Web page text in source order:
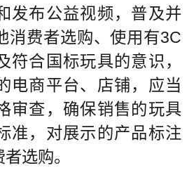
发布公益视频，普及并
消费者选购、使用有3C
符合国标玩具的意识，
电商平台、店铺，应当
审查，确保销售的玩具
准，对展示的产品标注
选购。